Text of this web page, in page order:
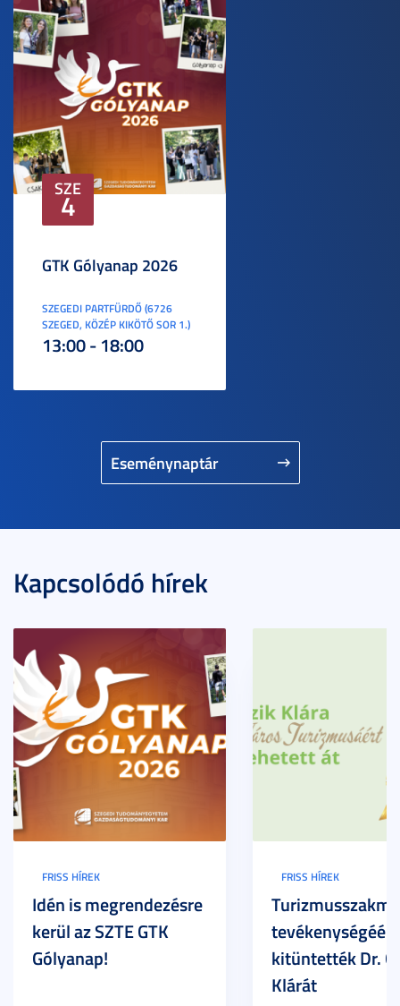
Eseménynaptár
SZE
4
GTK Gólyanap 2026
SZEGEDI PARTFÜRDŐ (6726
SZEGED, KÖZÉP KIKÖTŐ SOR 1.)
13:00 - 18:00
Kapcsolódó hírek
FRISS HÍREK
Idén is megrendezésre
kerül az SZTE GTK
Gólyanap!
FRISS HÍREK
tevékenységéért
kitüntették Dr.
Klárát